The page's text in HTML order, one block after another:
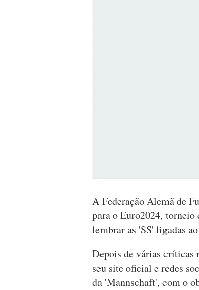
A Federação Alemã de
para o Euro2024,
lembrar as 'SS' ligadas
Depois de várias críticas
seu site oficial e redes
da 'Mannschaft', com o